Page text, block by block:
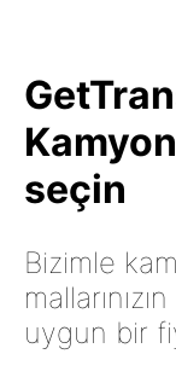
seçin
Bizimle
uygun bir